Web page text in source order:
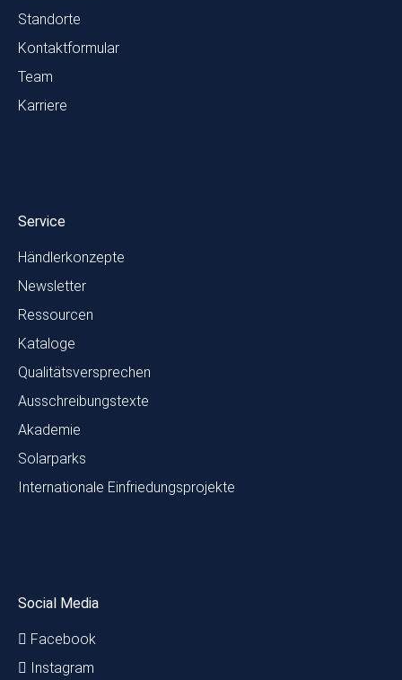
Standorte
Kontaktformular
Team
Karriere
Service
Händlerkonzepte
Newsletter
Ressourcen
Kataloge
Qualitätsversprechen
Ausschreibungstexte
Akademie
Solarparks
Internationale Einfriedungsprojekte
Social Media
Facebook
Instagram